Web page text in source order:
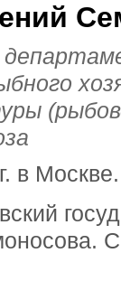
в Москве.